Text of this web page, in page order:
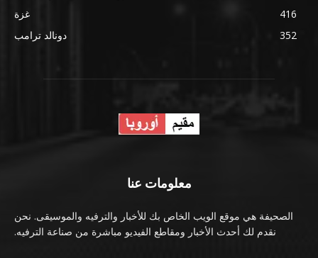
غزة
416
دونالد ترامب
352
معلومات عنا
الصحيفة هي موقع الويب الخاص بك للأخبار والترفيه والموسيقى. نحن
نقدم لك أحدث الأخبار ومقاطع الفيديو مباشرة من صناعة الترفيه.